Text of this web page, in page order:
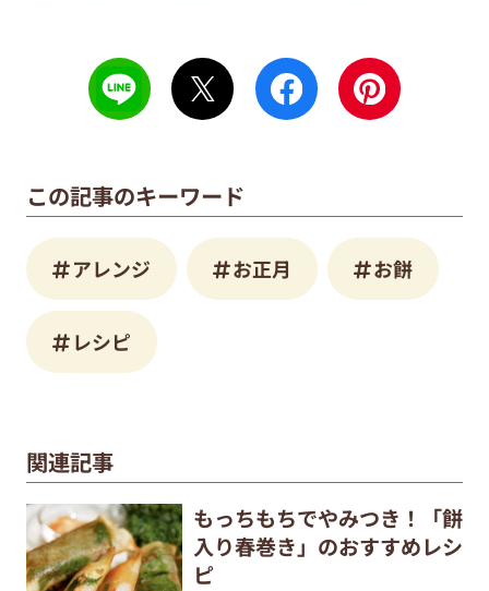
この記事のキーワード
アレンジ お正月 お餅
レシピ
関連記事
もっちもちでやみつき！「餅
入り春巻き」のおすすめレシ
ピ